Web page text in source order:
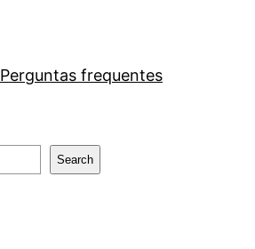
Perguntas frequentes
Search